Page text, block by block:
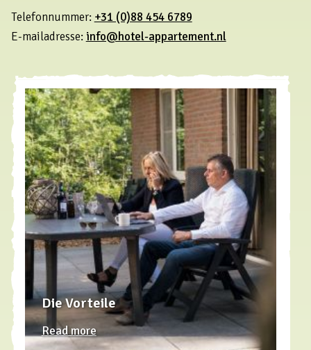
Telefonnummer: +31 (0)88 454 6789
E-mailadresse: info@hotel-appartement.nl
Die Vorteile
Read more